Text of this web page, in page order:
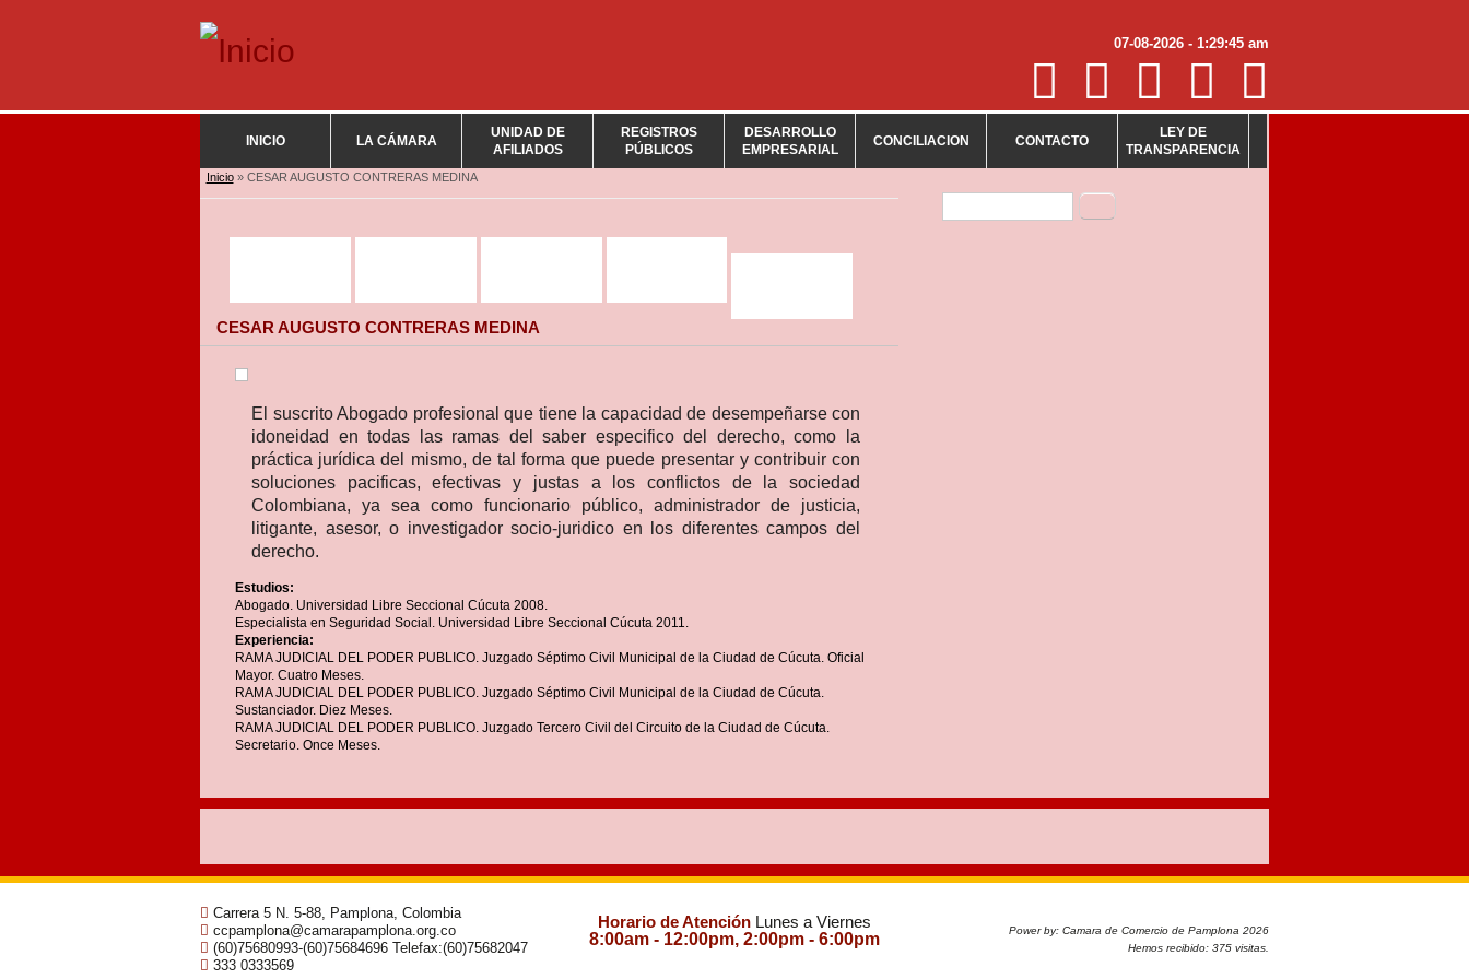
07-08-2026 - 1:29:45 am
INICIO LA CÁMARA
UNIDAD DE
AFILIADOS
REGISTROS
PÚBLICOS
DESARROLLO
EMPRESARIAL
CONCILIACION CONTACTO
LEY DE
TRANSPARENCIA
Se encuentra usted aquí
Inicio» CESAR AUGUSTO CONTRERAS MEDINA
CESAR AUGUSTO CONTRERAS MEDINA
El suscrito Abogado profesional que tiene la capacidad de desempeñarse con
idoneidad en todas las ramas del saber especifico del derecho, como la
práctica jurídica del mismo, de tal forma que puede presentar y contribuir con
soluciones pacificas, efectivas y justas a los conflictos de la sociedad
Colombiana, ya sea como funcionario público, administrador de justicia,
litigante, asesor, o investigador socio-juridico en los diferentes campos del
derecho.
Estudios:
Abogado. Universidad Libre Seccional Cúcuta 2008.
Especialista en Seguridad Social. Universidad Libre Seccional Cúcuta 2011.
Experiencia:
RAMA JUDICIAL DEL PODER PUBLICO. Juzgado Séptimo Civil Municipal de la Ciudad de Cúcuta. Oficial
Mayor. Cuatro Meses.
RAMA JUDICIAL DEL PODER PUBLICO. Juzgado Séptimo Civil Municipal de la Ciudad de Cúcuta.
Sustanciador. Diez Meses.
RAMA JUDICIAL DEL PODER PUBLICO. Juzgado Tercero Civil del Circuito de la Ciudad de Cúcuta.
Secretario. Once Meses.
Formulario de búsqueda
Buscar
Carrera 5 N. 5-88, Pamplona, Colombia
ccpamplona@camarapamplona.org.co
(60)75680993-(60)75684696 Telefax:(60)75682047
333 0333569
Horario de Atención Lunes a Viernes
8:00am - 12:00pm, 2:00pm - 6:00pm
Power by: Camara de Comercio de Pamplona 2026
Hemos recibido: 375 visitas.